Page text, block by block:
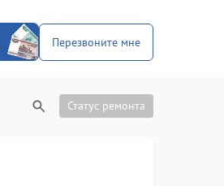
Перезвоните мне
Статус ремонта